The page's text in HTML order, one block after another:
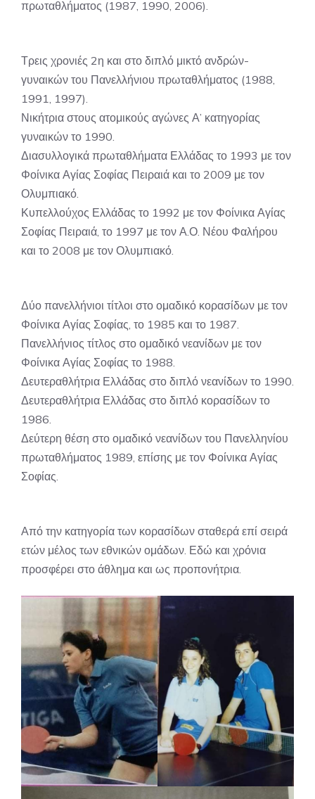
πρωταθλήματος (1987, 1990, 2006).
Τρεις χρονιές 2η και στο διπλό μικτό ανδρών-
γυναικών του Πανελλήνιου πρωταθλήματος (1988,
1991, 1997).
Νικήτρια στους ατομικούς αγώνες Α’ κατηγορίας
γυναικών το 1990.
Διασυλλογικά πρωταθλήματα Ελλάδας το 1993 με τον
Φοίνικα Αγίας Σοφίας Πειραιά και το 2009 με τον
Ολυμπιακό.
Κυπελλούχος Ελλάδας το 1992 με τον Φοίνικα Αγίας
Σοφίας Πειραιά, το 1997 με τον Α.Ο. Νέου Φαλήρου
και το 2008 με τον Ολυμπιακό.
Δύο πανελλήνιοι τίτλοι στο ομαδικό κορασίδων με τον
Φοίνικα Αγίας Σοφίας, το 1985 και το 1987.
Πανελλήνιος τίτλος στο ομαδικό νεανίδων με τον
Φοίνικα Αγίας Σοφίας το 1988.
Δευτεραθλήτρια Ελλάδας στο διπλό νεανίδων το 1990.
Δευτεραθλήτρια Ελλάδας στο διπλό κορασίδων το
1986.
Δεύτερη θέση στο ομαδικό νεανίδων του Πανελληνίου
πρωταθλήματος 1989, επίσης με τον Φοίνικα Αγίας
Σοφίας.
Από την κατηγορία των κορασίδων σταθερά επί σειρά
ετών μέλος των εθνικών ομάδων. Εδώ και χρόνια
προσφέρει στο άθλημα και ως προπονήτρια.